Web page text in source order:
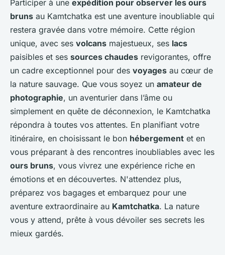
Participer à une expédition pour observer les ours
bruns au Kamtchatka est une aventure inoubliable qui
restera gravée dans votre mémoire. Cette région
unique, avec ses volcans majestueux, ses lacs
paisibles et ses sources chaudes revigorantes, offre
un cadre exceptionnel pour des voyages au cœur de
la nature sauvage. Que vous soyez un amateur de
photographie, un aventurier dans l’âme ou
simplement en quête de déconnexion, le Kamtchatka
répondra à toutes vos attentes. En planifiant votre
itinéraire, en choisissant le bon hébergement et en
vous préparant à des rencontres inoubliables avec les
ours bruns, vous vivrez une expérience riche en
émotions et en découvertes. N'attendez plus,
préparez vos bagages et embarquez pour une
aventure extraordinaire au Kamtchatka. La nature
vous y attend, prête à vous dévoiler ses secrets les
mieux gardés.